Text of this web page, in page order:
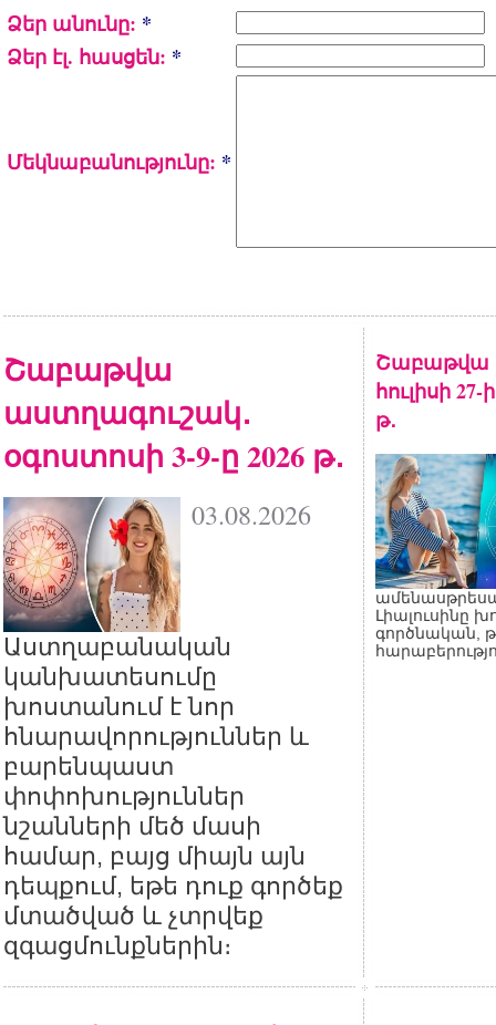
Ձեր անունը: *
Ձեր էլ. հասցեն: *
Մեկնաբանությունը: *
Շաբաթվա
աստղագուշակ․
օգոստոսի 3-9-ը 2026 թ․
03.08.2026
Աստղաբանական
կանխատեսումը
խոստանում է նոր
հնարավորություններ և
բարենպաստ
փոփոխություններ
նշանների մեծ մասի
համար, բայց միայն այն
դեպքում, եթե դուք գործեք
մտածված և չտրվեք
զգացմունքներին։
Շաբաթվա
հուլիսի
թ․
Լիալուսինը
գործնական,